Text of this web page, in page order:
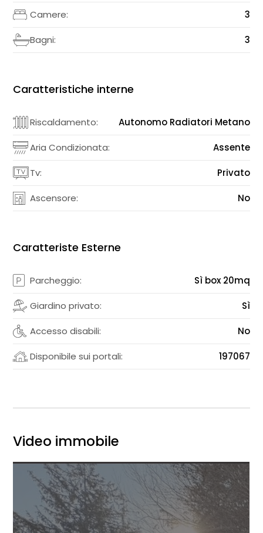
Camere: 3
Bagni: 3
Caratteristiche interne
Riscaldamento: Autonomo Radiatori Metano
Aria Condizionata: Assente
Tv: Privato
Ascensore: No
Caratteriste Esterne
Parcheggio: Sì box 20mq
Giardino privato: Sì
Accesso disabili: No
Disponibile sui portali: 197067
Video immobile